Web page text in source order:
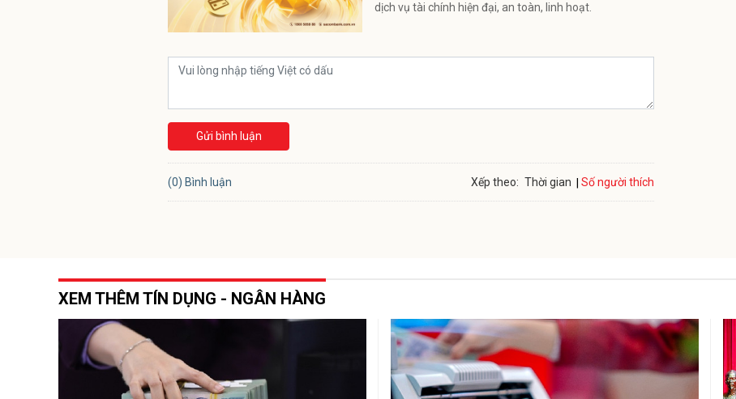
dịch vụ tài chính hiện đại, an toàn, linh hoạt.
Gửi bình luận
(0) Bình luận Xếp theo: Thời gian Số người thích
XEM THÊM TÍN DỤNG - NGÂN HÀNG